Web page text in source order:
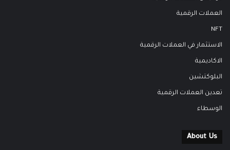
العملات الرقمية
NFT
الاستثمار في العملات الرقمية
الاكاديمية
البلوكتشين
تعدين العملات الرقمية
الوسطاء
About Us